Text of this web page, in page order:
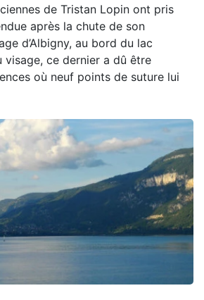
de Tristan Lopin ont pris
après la chute de son
d’Albigny, au bord du lac
visage, ce dernier a dû être
où neuf points de suture lui